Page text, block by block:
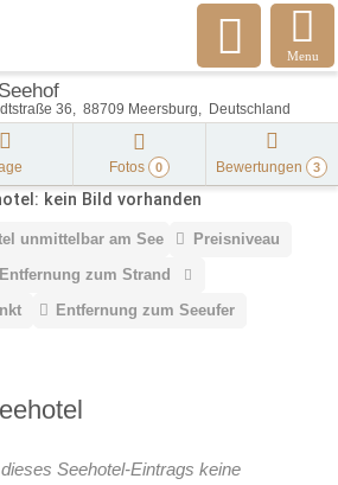
Menu
36 88709 Meersburg Deutschland
Fotos 0 Bewertungen 3
unmittelbar am See
Preisniveau
Entfernung zum Strand
Entfernung zum Seeufer
Seehotel-Eintrags keine